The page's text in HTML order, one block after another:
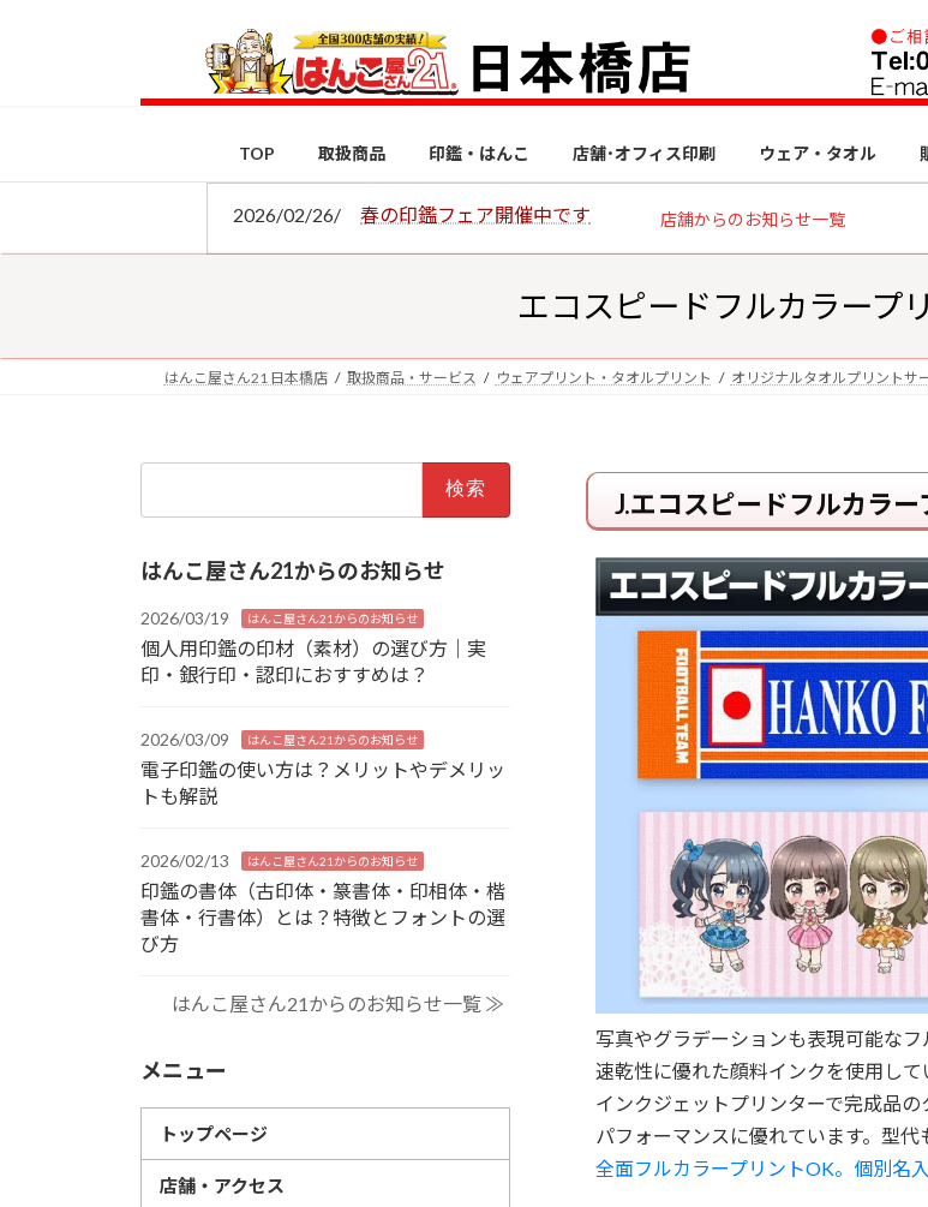
ス
ン
TOP 取扱商品 印鑑・はんこ 店舗･オフィス印刷 ウェア・タオル
2026/02/26/ 春の印鑑フェア開催中です 店舗からのお知らせ一覧
エコスピードフルカラープ
はんこ屋さん21 日本橋店 取扱商品・サービス ウェアプリント・タオルプリント オリジナルタオルプリントサ
J.エコスピードフルカラー
写真やグラデーションも表現可能なフ
速乾性に優れた顔料インクを使用して
インクジェットプリンターで完成品
パフォーマンスに優れています。型代
全面フルカラープリントOK。個別名
はんこ屋さん21からのお知らせ
2026/03/19 はんこ屋さん21からのお知らせ
個人用印鑑の印材（素材）の選び方｜実
印・銀行印・認印におすすめは？
2026/03/09 はんこ屋さん21からのお知らせ
電子印鑑の使い方は？メリットやデメリッ
トも解説
2026/02/13 はんこ屋さん21からのお知らせ
印鑑の書体（古印体・篆書体・印相体・楷
書体・行書体）とは？特徴とフォントの選
び方
はんこ屋さん21からのお知らせ一覧 ≫
メニュー
トップページ
店舗・アクセス